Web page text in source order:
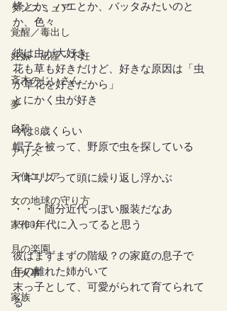
ダンスミュア
覚醒／毒出し
妊娠・出産・不妊
斉木のじいさん
夢
自殺
アリス
天使エリア
女の地球の守り方
家作り
月の楽園
山火事
家族
蜂とか、ハエとか、バッタみたいのと
か、色々
彼は虫が大好き
花も草も好きだけど、好きな原因は「虫
が草花を好きだから」
とにかく虫が好き
今は8歳くらい
帽子を被って、野原で虫を探している
イギリスって頭に繰り返し浮かぶ
・・・随分近代っぽい服装だなあ
1900年代に入ってると思う
彼はまずまずの階級？の家庭の息子で
年の離れた姉がいて
末っ子として、可愛がられて育てられて
る